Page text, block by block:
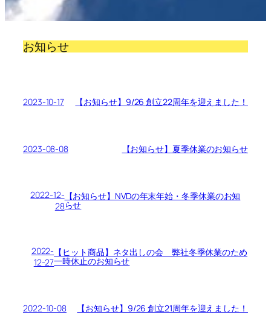
お知らせ
2023-10-17 【お知らせ】9/26 創立22周年を迎えました！
2023-08-08 【お知らせ】夏季休業のお知らせ
2022-12-
28
【お知らせ】NVDの年末年始・冬季休業のお知
らせ
2022-
12-27
【ヒット商品】ネタ出しの会 弊社冬季休業のため
一時休止のお知らせ
2022-10-08 【お知らせ】9/26 創立21周年を迎えました！